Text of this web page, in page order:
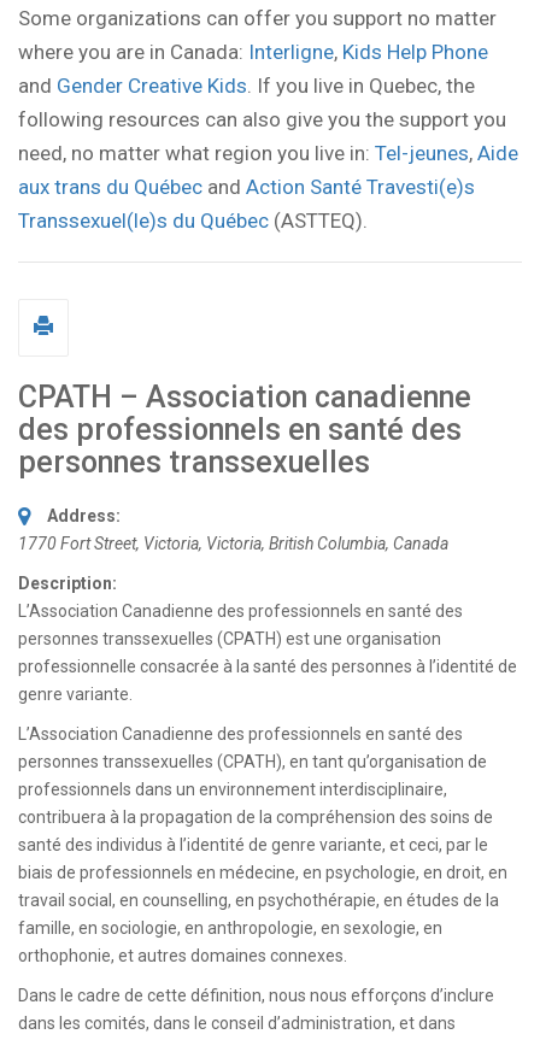
Some organizations can offer you support no matter
where you are in Canada: Interligne, Kids Help Phone
and Gender Creative Kids. If you live in Quebec, the
following resources can also give you the support you
need, no matter what region you live in: Tel-jeunes, Aide
aux trans du Québec and Action Santé Travesti(e)s
Transsexuel(le)s du Québec (ASTTEQ).
CPATH – Association canadienne
des professionnels en santé des
personnes transsexuelles
Address:
1770 Fort Street, Victoria, Victoria, British Columbia, Canada
Description:
L’Association Canadienne des professionnels en santé des
personnes transsexuelles (CPATH) est une organisation
professionnelle consacrée à la santé des personnes à l’identité de
genre variante.
L’Association Canadienne des professionnels en santé des
personnes transsexuelles (CPATH), en tant qu’organisation de
professionnels dans un environnement interdisciplinaire,
contribuera à la propagation de la compréhension des soins de
santé des individus à l’identité de genre variante, et ceci, par le
biais de professionnels en médecine, en psychologie, en droit, en
travail social, en counselling, en psychothérapie, en études de la
famille, en sociologie, en anthropologie, en sexologie, en
orthophonie, et autres domaines connexes.
Dans le cadre de cette définition, nous nous efforçons d’inclure
dans les comités, dans le conseil d’administration, et dans